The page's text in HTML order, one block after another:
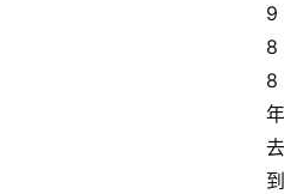
9
8
8
年
去
到